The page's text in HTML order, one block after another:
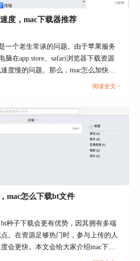
图4：Folx界面
创建界面，支持URL任务创建和
以URL任务创建来说，我们将下
一下右下角的“好”按钮，就可
图5：任务创建界面
，我们还可以用更便捷的方式创
度，mac下载器推荐
一个老生常谈的问题。由于苹果服务
脑在app store、safari浏览器下载资源
度慢的问题。那么，mac怎么加快下
荐有哪些？接下来，就让我们一起来
阅读全文 >
mac怎么下载bt文件
种子下载会更有优势，因其拥有多端
点。在资源足够热门时，参与上传的人
会更快。本文会给大家介绍mac下载
么下载bt文件。想使用bt下载器的小伙